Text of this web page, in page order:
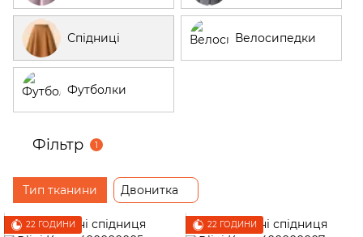
Спідниці Велосипедки
Футболки
Фільтр 1
Тип тканини Двонитка
22 ГОДИНИ 22 ГОДИНИ